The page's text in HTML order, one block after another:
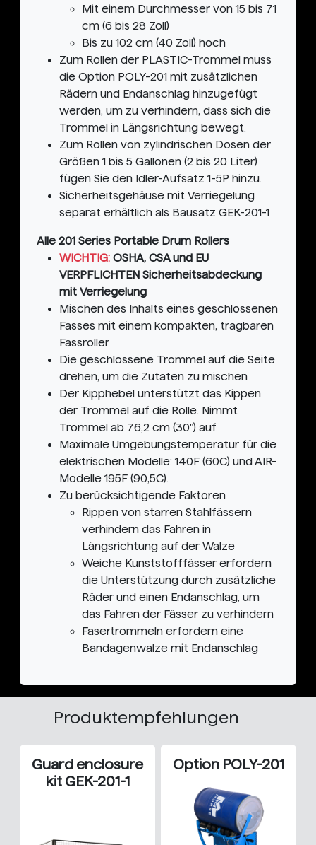
Mit einem Durchmesser von 15 bis 71
cm (6 bis 28 Zoll)
Bis zu 102 cm (40 Zoll) hoch
Zum Rollen der PLASTIC-Trommel muss
die Option POLY-201 mit zusätzlichen
Rädern und Endanschlag hinzugefügt
werden, um zu verhindern, dass sich die
Trommel in Längsrichtung bewegt.
Zum Rollen von zylindrischen Dosen der
Größen 1 bis 5 Gallonen (2 bis 20 Liter)
fügen Sie den Idler-Aufsatz 1-5P hinzu.
Sicherheitsgehäuse mit Verriegelung
separat erhältlich als Bausatz GEK-201-1
Alle 201 Series Portable Drum Rollers
WICHTIG: OSHA, CSA und EU
VERPFLICHTEN Sicherheitsabdeckung
mit Verriegelung
Mischen des Inhalts eines geschlossenen
Fasses mit einem kompakten, tragbaren
Fassroller
Die geschlossene Trommel auf die Seite
drehen, um die Zutaten zu mischen
Der Kipphebel unterstützt das Kippen
der Trommel auf die Rolle. Nimmt
Trommel ab 76,2 cm (30") auf.
Maximale Umgebungstemperatur für die
elektrischen Modelle: 140F (60C) und AIR-
Modelle 195F (90,5C).
Zu berücksichtigende Faktoren
Rippen von starren Stahlfässern
verhindern das Fahren in
Längsrichtung auf der Walze
Weiche Kunststofffässer erfordern
die Unterstützung durch zusätzliche
Räder und einen Endanschlag, um
das Fahren der Fässer zu verhindern
Fasertrommeln erfordern eine
Bandagenwalze mit Endanschlag
Produktempfehlungen
Guard enclosure
kit GEK-201-1
Option POLY-201